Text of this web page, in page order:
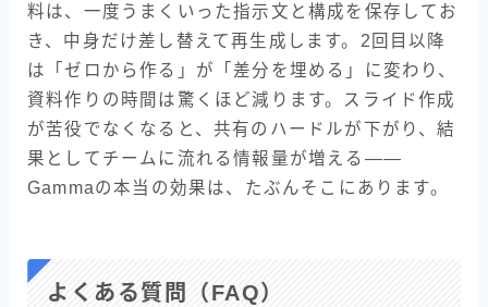
料は、一度うまくいった指示文と構成を保存してお
き、中身だけ差し替えて再生成します。2回目以降
は「ゼロから作る」が「差分を埋める」に変わり、
資料作りの時間は驚くほど減ります。スライド作成
が苦役でなくなると、共有のハードルが下がり、結
果としてチームに流れる情報量が増える——
Gammaの本当の効果は、たぶんそこにあります。
よくある質問（FAQ）